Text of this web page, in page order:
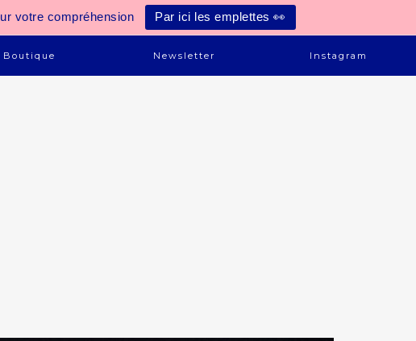
votre compréhension Par ici les emplettes 👀
Boutique Newsletter Instagram